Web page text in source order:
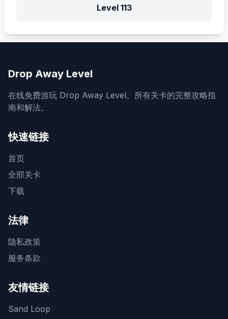
Level 113
Drop Away Level
在线免费游玩 Drop Away Level。所有关卡的完整攻略指
南和解法。
快速链接
首页
全部关卡
下载
法律
隐私政策
服务条款
友情链接
Sand Loop